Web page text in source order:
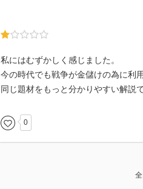
私にはむずかしく感じました。
今の時代でも戦争が金儲けの為に利
同じ題材をもっと分かりやすい解説
0